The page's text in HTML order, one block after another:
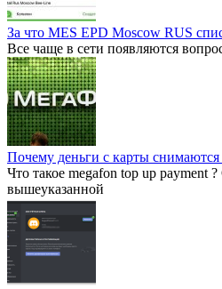
За что MES EPD Moscow RUS
Все чаще в сети появляются
Почему деньги с карты снимаются
Что такое megafon top up payment
вышеуказанной